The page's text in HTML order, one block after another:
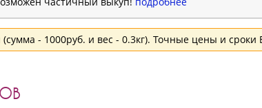
- 1000руб. и вес - 0.3кг). Точные цены и сроки